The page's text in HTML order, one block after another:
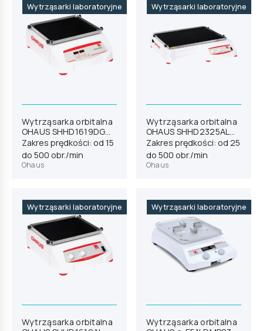
Wytrząsarki laboratoryjne
Wytrząsarka orbitalna
OHAUS SHHD1619DG
(30391811)
Zakres prędkości: od 15
do 500 obr./min
Ohaus
Wytrząsarki laboratoryjne
Wytrząsarka orbitalna
OHAUS SHHD2325AL
(30391837)
Zakres prędkości: od 25
do 500 obr./min
Ohaus
Wytrząsarki laboratoryjne
Wytrząsarka orbitalna
Wytrząsarki laboratoryjne
Wytrząsarka orbitalna